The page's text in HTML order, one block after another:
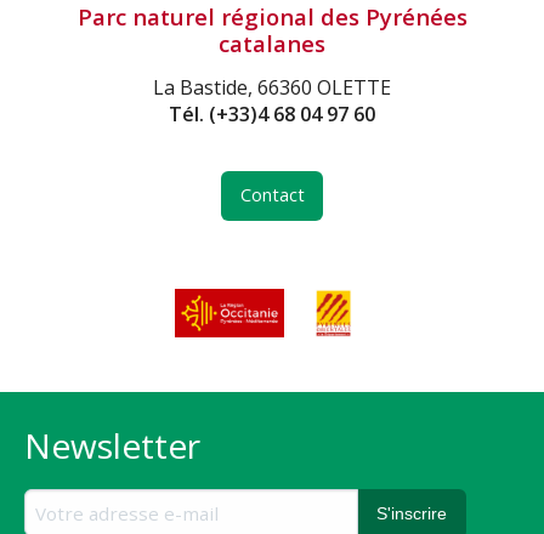
Parc naturel régional des Pyrénées
catalanes
La Bastide, 66360 OLETTE
Tél. (+33)4 68 04 97 60
Contact
Newsletter